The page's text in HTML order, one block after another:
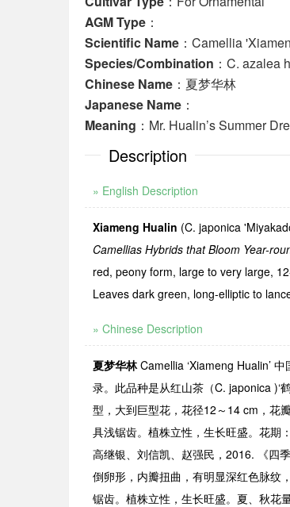
AGM Type ：
Scientific Name ：Camellia
Species/Combination ：C. azalea
Chinese Name ：夏梦华林
Japanese Name ：
Meaning ：Mr. Hualin’s Summer
Description
» English Description
Xiameng Hualin (C. japonica '
Camellias Hybrids that Bloom Year-
red, peony form, large to very large,
Leaves dark green, long-elliptic to
» Chinese Description
夏梦华林Camellia ‘Xiameng Hualin’ 中
录。此品种是从红山茶（C. japonica )‘
型，大到巨型花，花径12 ～ 14 cm ，花
具浅锯齿。植株立性，生长旺盛。花期：
高继银、刘信凯、赵强民，2016. 《四
倒卵形，内瓣扭曲，有明显深红色脉纹
锯齿。植株立性，生长旺盛。夏、秋花